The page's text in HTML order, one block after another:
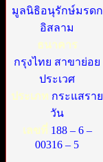
มูลนิธิอนุรักษ์มรดก
อิสลาม
ธนาคาร
กรุงไทย สาขาย่อย
ประเวศ
ประเภท กระแสราย
วัน
เลขที่ 188 – 6 –
00316 – 5